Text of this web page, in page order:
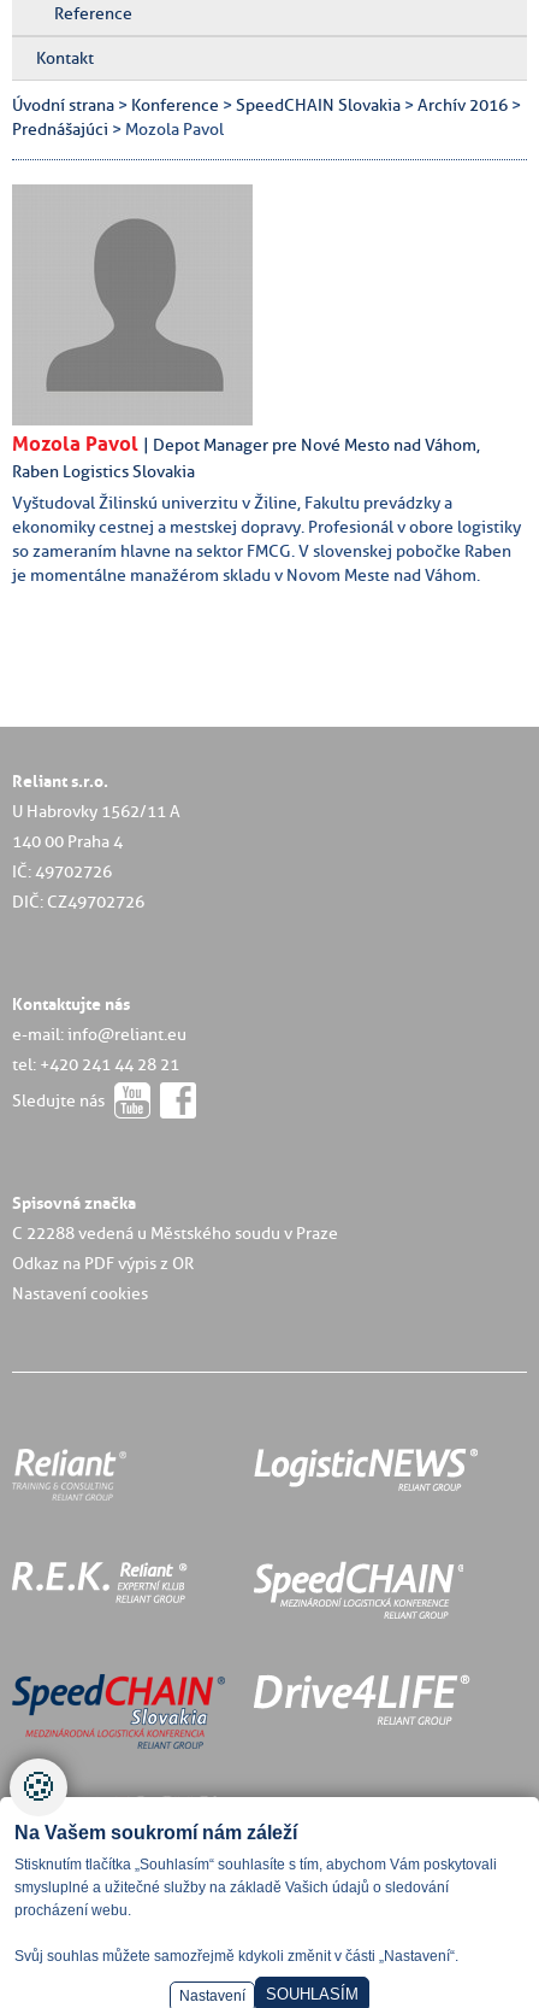
Reference
Kontakt
Úvodní strana > Konference >SpeedCHAIN Slovakia >Archív 2016 >
Prednášajúci > Mozola Pavol
Mozola Pavol
| Depot Manager pre Nové Mesto nad Váhom,
Raben Logistics Slovakia
Vyštudoval Žilinskú univerzitu v Žiline, Fakultu prevádzky a
ekonomiky cestnej a mestskej dopravy. Profesionál v obore logistiky
so zameraním hlavne na sektor FMCG. V slovenskej pobočke Raben
je momentálne manažérom skladu v Novom Meste nad Váhom.
Reliant s.r.o.
U Habrovky 1562/11 A
140 00 Praha 4
IČ: 49702726
DIČ: CZ49702726
Kontaktujte nás
e-mail: info@reliant.eu
tel: +420 241 44 28 21
Sledujte nás
Spisovná značka
C 22288 vedená u Městského soudu v Praze
Odkaz na PDF výpis z OR
Nastavení cookies
🍪
Na Vašem soukromí nám záleží
Stisknutím tlačítka „Souhlasím“ souhlasíte s tím, abychom Vám poskytovali
smysluplné a užitečné služby na základě Vašich údajů o sledování
procházení webu.
Svůj souhlas můžete samozřejmě kdykoli změnit v části „Nastavení“.
Nastavení SOUHLASÍM